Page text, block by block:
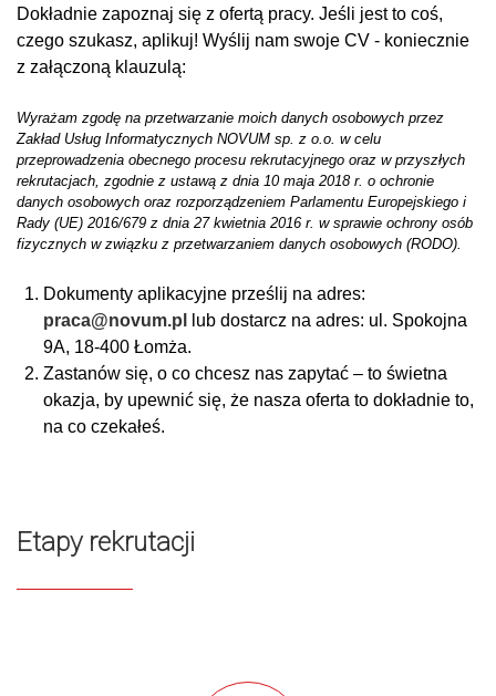
Dokładnie zapoznaj się z ofertą pracy. Jeśli jest to coś,
czego szukasz, aplikuj! Wyślij nam swoje CV - koniecznie
z załączoną klauzulą:
Wyrażam zgodę na przetwarzanie moich danych osobowych przez
Zakład Usług Informatycznych NOVUM sp. z o.o. w celu
przeprowadzenia obecnego procesu rekrutacyjnego oraz w przyszłych
rekrutacjach, zgodnie z ustawą z dnia 10 maja 2018 r. o ochronie
danych osobowych oraz rozporządzeniem Parlamentu Europejskiego i
Rady (UE) 2016/679 z dnia 27 kwietnia 2016 r. w sprawie ochrony osób
fizycznych w związku z przetwarzaniem danych osobowych (RODO).
Dokumenty aplikacyjne prześlij na adres:
praca@novum.pl
lub dostarcz na adres: ul. Spokojna
9A, 18-400 Łomża.
Zastanów się, o co chcesz nas zapytać – to świetna
okazja, by upewnić się, że nasza oferta to dokładnie to,
na co czekałeś.
Etapy rekrutacji